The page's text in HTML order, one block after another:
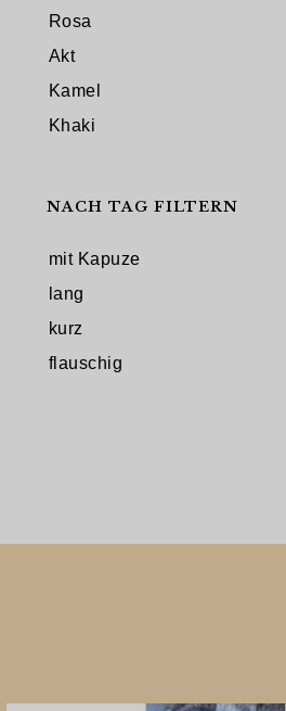
Rosa
Akt
Kamel
Khaki
NACH TAG FILTERN
mit Kapuze
lang
kurz
flauschig